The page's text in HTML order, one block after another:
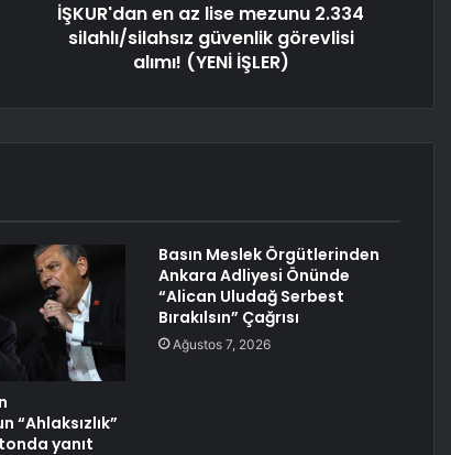
İŞKUR'dan en az lise mezunu 2.334
silahlı/silahsız güvenlik görevlisi
alımı! (YENİ İŞLER)
“Ahlaksızlık”
yanıt
Basın Meslek Örgütlerinden
Ankara Adliyesi Önünde
“Alican Uludağ Serbest
Bırakılsın” Çağrısı
Ağustos 7, 2026